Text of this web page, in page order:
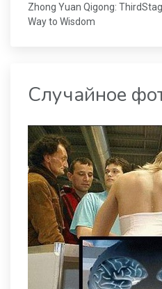
Zhong Yuan Qigong:
Way to Wisdom
Случайное